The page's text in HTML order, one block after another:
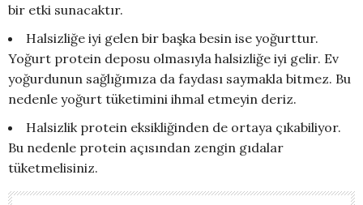
bir etki sunacaktır.
Halsizliğe iyi gelen bir başka besin ise yoğurttur.
Yoğurt protein deposu olmasıyla halsizliğe iyi gelir. Ev
yoğurdunun sağlığımıza da faydası saymakla bitmez. Bu
nedenle yoğurt tüketimini ihmal etmeyin deriz.
Halsizlik protein eksikliğinden de ortaya çıkabiliyor.
Bu nedenle protein açısından zengin gıdalar
tüketmelisiniz.